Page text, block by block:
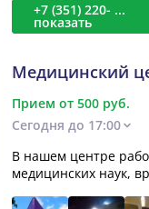
+7 (351) 220- ...
показать
Медицинский
Прием от 500 руб.
Сегодня до 17:00
В нашем центре
медицинских наук,